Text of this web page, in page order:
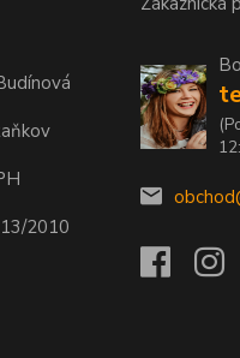
2010